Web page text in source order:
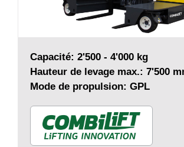
Capacité: 2'500 - 4'000 kg
Hauteur de levage max.: 7'500
Mode de propulsion: GPL